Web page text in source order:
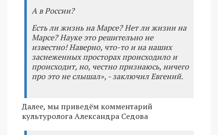
А в России?
Есть ли жизнь на Марсе? Нет ли жизни на
Марсе? Науке это решительно не
известно! Наверно, что-то и на наших
заснеженных просторах происходило и
происходит, но, честно признаюсь, ничего
про это не слышал», - заключил Евгений.
Далее, мы приведём комментарий
культуролога Александра Седова